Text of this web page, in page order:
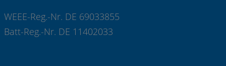
WEEE-Reg.-Nr. DE 69033855
Batt-Reg.-Nr. DE 11402033